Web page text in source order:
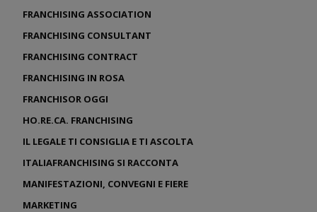
FRANCHISING ASSOCIATION
FRANCHISING CONSULTANT
FRANCHISING CONTRACT
FRANCHISING IN ROSA
FRANCHISOR OGGI
HO.RE.CA. FRANCHISING
IL LEGALE TI CONSIGLIA E TI ASCOLTA
ITALIAFRANCHISING SI RACCONTA
MANIFESTAZIONI, CONVEGNI E FIERE
MARKETING